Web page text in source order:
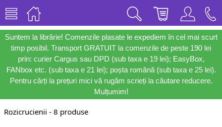
Suntem la librărie! Comenzile plasate le expediem în cel mai scurt
timp posibil. Transport GRATUIT la comenzile de peste 190 lei
prin: curier Cargus sau DPD (sub taxa e 19 lei); EasyBox,
FANbox etc. (sub taxa e 21 lei); poșta română (sub taxa e 25 lei).
Pentru cărți la prețuri mici vă rugăm scrieți la căutare reducere.
Mulțumim!
Rozicrucienii - 8 produse